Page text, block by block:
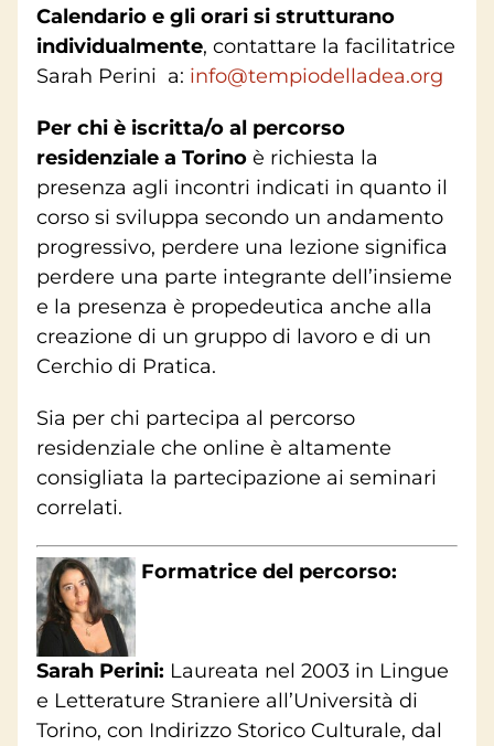
Calendario e gli orari si strutturano
individualmente, contattare la facilitatrice
Sarah Perini a: info@tempiodelladea.org
Per chi è iscritta/o al percorso
residenziale a Torinoè richiesta la
presenza agli incontri indicati in quanto il
corso si sviluppa secondo un andamento
progressivo, perdere una lezione significa
perdere una parte integrante dell’insieme
e la presenza è propedeutica anche alla
creazione di un gruppo di lavoro e di un
Cerchio di Pratica.
Sia per chi partecipa al percorso
residenziale che online è altamente
consigliata la partecipazione ai seminari
correlati.
Formatrice del percorso:
Sarah Perini: Laureata nel 2003 in Lingue
e Letterature Straniere all’Università di
Torino, con Indirizzo Storico Culturale, dal